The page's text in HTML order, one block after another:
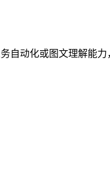
动化或图文理解能